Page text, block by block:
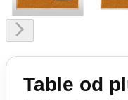
Table od